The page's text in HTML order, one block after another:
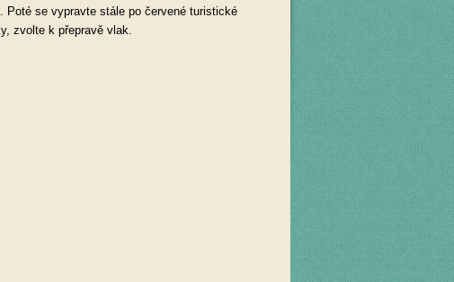
se vypravte stále po červené turistické
zvolte k přepravě vlak.